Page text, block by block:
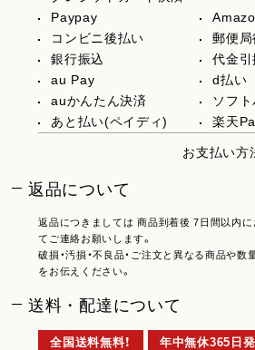
Paypay
コンビニ後払い
郵便
銀行振込
代金引
au Pay
d払い
auかんたん決済
ソフ
あと払い(ペイディ)
楽天
お支払い方
返品について
返品につきましては 商品到着後 7日間以内
てご連絡お願いします。
破損・汚損・不良品・ご注文と異なる商品や数
をお伝えください。
送料・配達について
全国送料無料！ 年中無休365日